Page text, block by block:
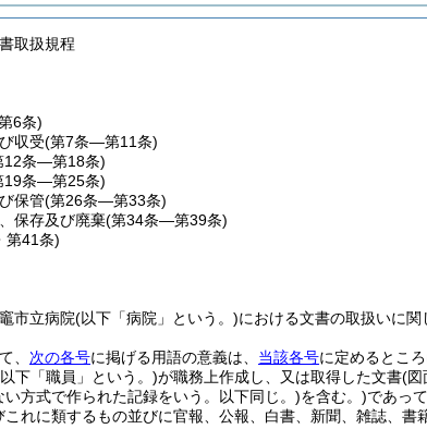
取扱規程
6条)
収受(第7条―第11条)
12条―第18条)
19条―第25条)
保管(第26条―第33条)
保存及び廃棄(第34条―第39条)
第41条)
市立病院(以下「病院」という。)における文書の取扱いに関
、 次の各号に掲げる用語の意義は、 当該各号に定めるところ
下「職員」という。)が職務上作成し、又は取得した文書(図
方式で作られた記録をいう。以下同じ。)を含む。)であっ
これに類するもの並びに官報、公報、白書、新聞、雑誌、